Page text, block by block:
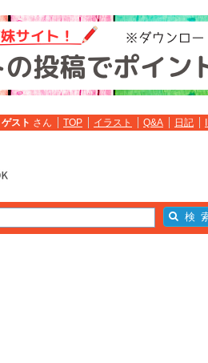
ゲスト さん TOP イラスト Q&A 日記